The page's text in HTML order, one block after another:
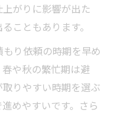
がりに影響が出た
こともあります。
り依頼の時期を早め
や秋の繁忙期は避
りやすい時期を選ぶ
めやすいです。さら